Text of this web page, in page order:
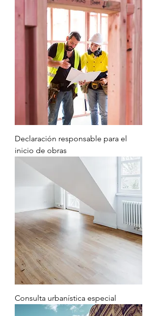
Declaración responsable para el
inicio de obras
Consulta urbanística especial